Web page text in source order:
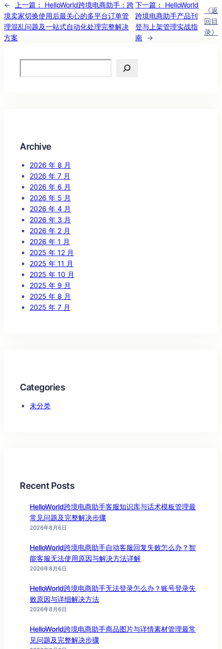
← 上一篇：
HelloWorld跨境电商助手：跨
境卖家切换使用后最关心的多平台订单管
理混乱问题及一站式自动化处理完整解决
方案
下一篇：
HelloWorld
跨境电商助手产品刊
登与上架管理实战指
南 →
《返
回目
录》
Archive
2026 年 8 月
2026 年 7 月
2026 年 6 月
2026 年 5 月
2026 年 4 月
2026 年 3 月
2026 年 2 月
2026 年 1 月
2025 年 12 月
2025 年 11 月
2025 年 10 月
2025 年 9 月
2025 年 8 月
2025 年 7 月
Categories
未分类
Recent Posts
HelloWorld跨境电商助手客服知识库与话术模板管理最
常见问题及完整解决步骤
2026年8月6日
HelloWorld跨境电商助手自动客服回复失败怎么办？智
能客服无法使用原因与解决方法详解
2026年8月6日
HelloWorld跨境电商助手无法登录怎么办？账号登录失
败原因与详细解决方法
2026年8月6日
HelloWorld跨境电商助手商品图片与详情素材管理最常
见问题及完整解决步骤